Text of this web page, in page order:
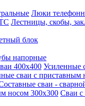
Люки
Лестницы, скобы,
блок
напорные
400х400 Усиленные
сваи с приставным
сваи -
носом 300х300 Сваи с